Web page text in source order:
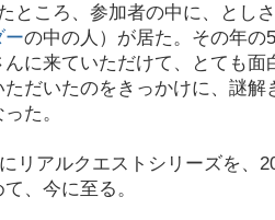
ところ、参加者の中に、とし
ーの中の人）が居た。その年の
んに来ていただけて、とても
ただいたのをきっかけに、謎
た。
リアルクエストシリーズを、
、今に至る。